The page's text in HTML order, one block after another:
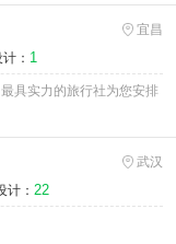
宜昌
： 1
具实力的旅行社为您安排
武汉
计： 22